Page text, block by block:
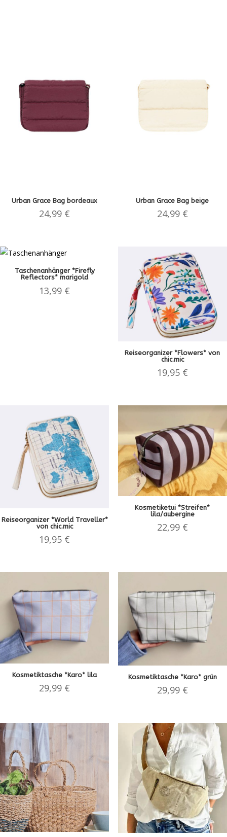
Urban Grace Bag bordeaux
24,99 €
Urban Grace Bag beige
24,99 €
Taschenanhänger *Firefly
Reflectors* marigold
13,99 €
Reiseorganizer *Flowers* von
chic.mic
19,95 €
Reiseorganizer *World Traveller*
von chic.mic
19,95 €
Kosmetiketui *Streifen*
lila/aubergine
22,99 €
Kosmetiktasche *Karo* lila
29,99 €
Kosmetiktasche *Karo* grün
29,99 €